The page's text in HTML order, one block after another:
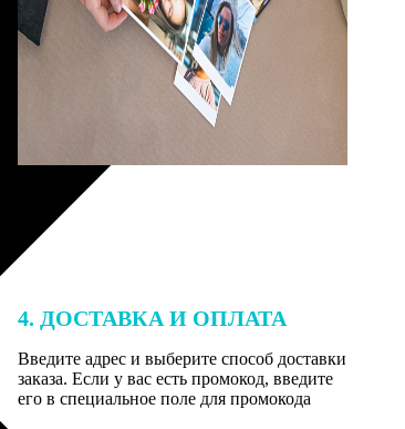
4. ДОСТАВКА И ОПЛАТА
Введите адрес и выберите способ доставки
заказа. Если у вас есть промокод, введите
его в специальное поле для промокода